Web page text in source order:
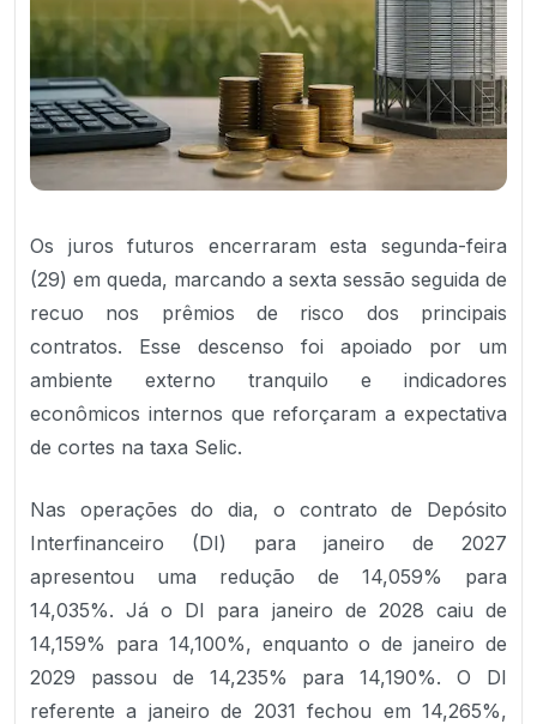
Os juros futuros encerraram esta segunda-feira
(29) em queda, marcando a sexta sessão seguida de
recuo nos prêmios de risco dos principais
contratos. Esse descenso foi apoiado por um
ambiente externo tranquilo e indicadores
econômicos internos que reforçaram a expectativa
de cortes na taxa Selic.
Nas operações do dia, o contrato de Depósito
Interfinanceiro (DI) para janeiro de 2027
apresentou uma redução de 14,059% para
14,035%. Já o DI para janeiro de 2028 caiu de
14,159% para 14,100%, enquanto o de janeiro de
2029 passou de 14,235% para 14,190%. O DI
referente a janeiro de 2031 fechou em 14,265%,